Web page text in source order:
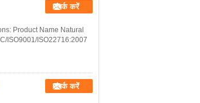
संपर्क करें
Product Name Natural
ISO9001/ISO22716:2007
संपर्क करें